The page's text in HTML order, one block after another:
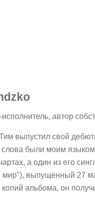
автор
выпустил свой
были моим
а один из его
мир"), выпущенный 27
альбома, он